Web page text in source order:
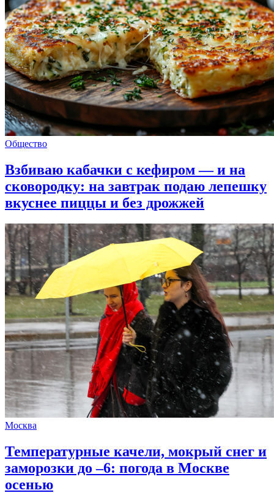
Общество
Взбиваю кабачки с кефиром — и на
сковородку: на завтрак подаю лепешку
вкуснее пиццы и без дрожжей
Москва
Температурные качели, мокрый снег и
заморозки до –6: погода в Москве
осенью